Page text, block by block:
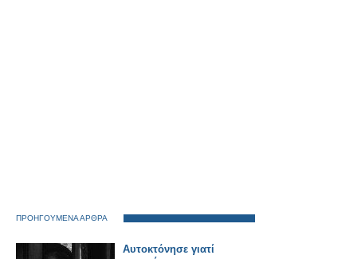
ΠΡΟΗΓΟΥΜΕΝΑ ΑΡΘΡΑ
Αυτοκτόνησε γιατί